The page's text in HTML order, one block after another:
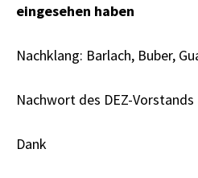
eingesehen haben
Nachklang: Barlach, Buber,
Nachwort des DEZ-Vorstands
Dank